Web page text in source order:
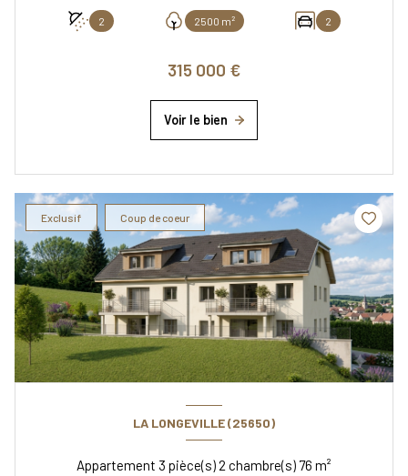
2 2500 m² 2
315 000 €
Voir le bien
Exclusif Coup de coeur
LA LONGEVILLE (25650)
Appartement 3 pièce(s) 2 chambre(s) 76 m²